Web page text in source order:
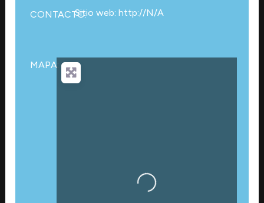
CONTACTO:Sitio web: http://N/A
MAPA:
Cargando…